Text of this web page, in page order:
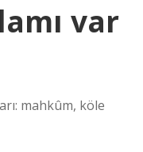
var
mahkûm, köle